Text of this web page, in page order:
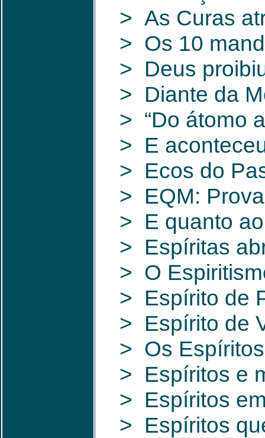
> As Curas
> Os 10
> Deus
> Diante da
> “Do átomo
> E
> Ecos do
> EQM:
> E quanto
> Espíritas
> O
> Espírito de
> Espírito de
> Os
> Espíritos e
> Espíritos
> Espíritos